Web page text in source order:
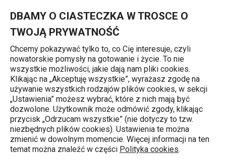
DBAMY O CIASTECZKA W TROSCE O
TWOJĄ PRYWATNOŚĆ
Chcemy pokazywać tylko to, co Cię interesuje, czyli
nowatorskie pomysły na gotowanie i życie. To nie
wszystkie możliwości, jakie dają nam pliki cookies.
Klikając na „Akceptuję wszystkie”, wyrażasz zgodę na
używanie wszystkich rodzajów plików cookies, w sekcji
„Ustawienia” możesz wybrać, które z nich mają być
dozwolone. Użytkownik może odmówić zgody, klikając
przycisk „Odrzucam wszystkie” (nie dotyczy to tzw.
niezbędnych plików cookies). Ustawienia te można
zmienić w dowolnym momencie. Więcej informacji na ten
temat można znaleźć w części Polityka cookies.
Strona główna
Design
Produkujemy przedmioty, które ludzie codziennie
trzymają w swoich dłoniach.Dlatego doskonała
funkcjonalność oraz kształt są kluczowym czynnikiem ich